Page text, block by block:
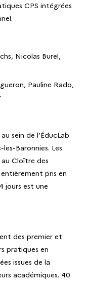
CPS intégrées
Nicolas Burel,
Pauline Rado,
sein de l’ÉducLab
Baronnies. Les
Cloître des
pris en
jours est une
des premier et
pratiques en
issues de la
académiques. 40